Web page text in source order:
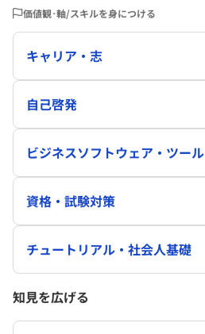
価値観･軸/スキルを身につける
キャリア・志
自己啓発
ビジネスソフトウェア・ツール
資格・試験対策
チュートリアル・社会人基礎
知見を広げる